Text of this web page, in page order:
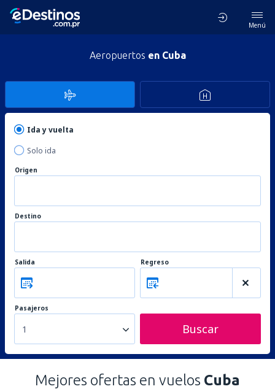
Menú
Aeropuertos en Cuba
Ida y vuelta
Solo ida
Origen
Destino
Salida Regreso
Pasajeros
1 Buscar
Mejores ofertas en vuelos Cuba